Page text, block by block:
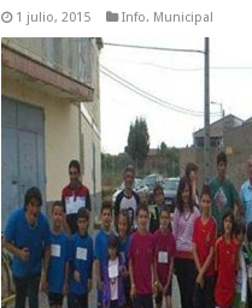
1 julio, 2015 Info. Municipal